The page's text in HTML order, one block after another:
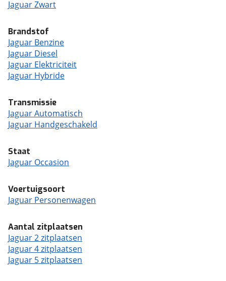
Jaguar Zwart
Brandstof
Jaguar Benzine
Jaguar Diesel
Jaguar Elektriciteit
Jaguar Hybride
Transmissie
Jaguar Automatisch
Jaguar Handgeschakeld
Staat
Jaguar Occasion
Voertuigsoort
Jaguar Personenwagen
Aantal zitplaatsen
Jaguar 2 zitplaatsen
Jaguar 4 zitplaatsen
Jaguar 5 zitplaatsen